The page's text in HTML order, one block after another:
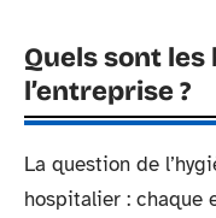
Quels sont
l’entreprise ?
La question de
hospitalier : chaque